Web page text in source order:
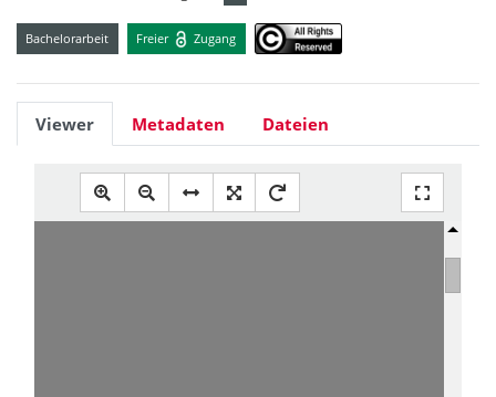
Bachelorarbeit Freier Zugang
Viewer Metadaten Dateien